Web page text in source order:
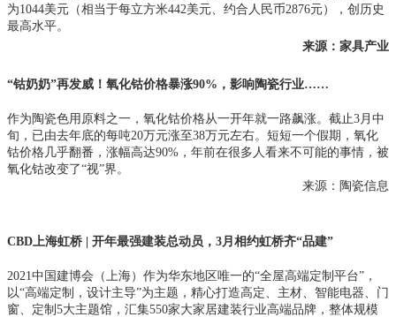
为1044美元（相当于每立方米442美元、约合人民币2876元），创历史
最高水平。
来源：家具产业
“钴奶奶”再发威！氧化钴价格暴涨90%，影响陶瓷行业……
作为陶瓷色用原料之一，氧化钴价格从一开年就一路飙涨。截止3月中
旬，已由去年底的每吨20万元涨至38万元左右。短短一个假期，氧化
钴价格几乎翻番，涨幅高达90%，年前在很多人看来不可能的事情，被
氧化钴改变了“视”界。
来源：陶瓷信息
CBD上海虹桥 | 开年最强建装总动员，3月相约虹桥齐“品建”
2021中国建博会（上海）作为华东地区唯一的“全屋高端定制平台”，
以“高端定制，设计主导”为主题，精心打造高定、主材、智能电器、门
窗、定制5大主题馆，汇集550家大家居建装行业高端品牌，整体规模